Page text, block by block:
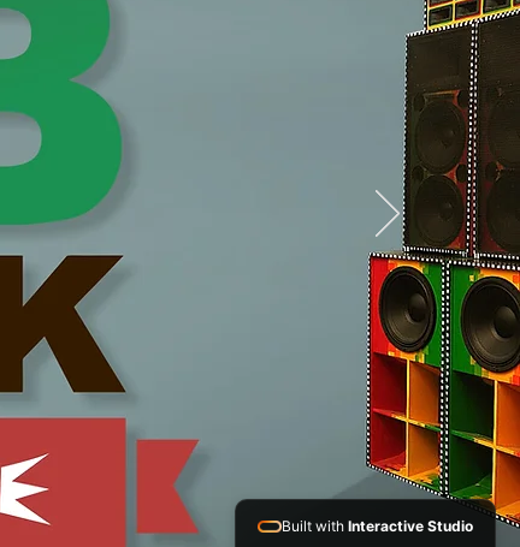
Built with Interactive Studio